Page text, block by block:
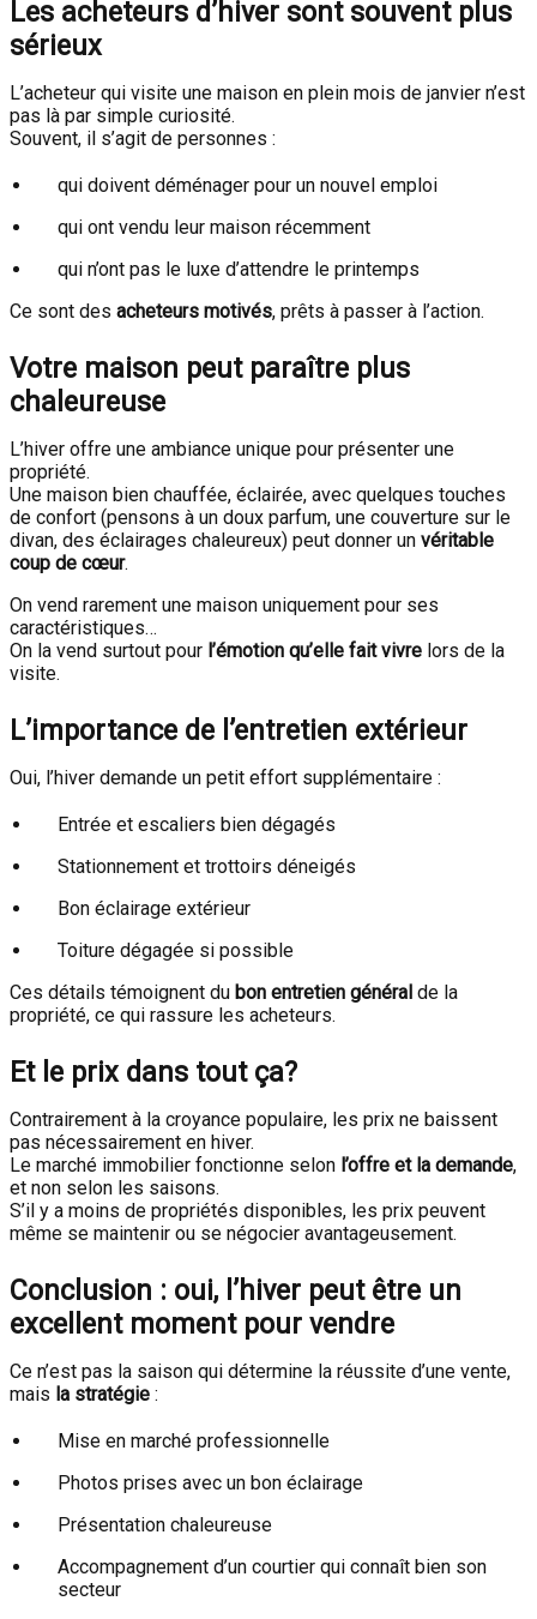
Les acheteurs d’hiver sont souvent plus
sérieux
L’acheteur qui visite une maison en plein mois de janvier n’est
pas là par simple curiosité.
Souvent, il s’agit de personnes :
qui doivent déménager pour un nouvel emploi
qui ont vendu leur maison récemment
qui n’ont pas le luxe d’attendre le printemps
Ce sont des acheteurs motivés, prêts à passer à l’action.
Votre maison peut paraître plus
chaleureuse
L’hiver offre une ambiance unique pour présenter une
propriété.
Une maison bien chauffée, éclairée, avec quelques touches
de confort (pensons à un doux parfum, une couverture sur le
divan, des éclairages chaleureux) peut donner un véritable
coup de cœur.
On vend rarement une maison uniquement pour ses
caractéristiques…
On la vend surtout pour l’émotion qu’elle fait vivre lors de la
visite.
L’importance de l’entretien extérieur
Oui, l’hiver demande un petit effort supplémentaire :
Entrée et escaliers bien dégagés
Stationnement et trottoirs déneigés
Bon éclairage extérieur
Toiture dégagée si possible
Ces détails témoignent du bon entretien général de la
propriété, ce qui rassure les acheteurs.
Et le prix dans tout ça?
Contrairement à la croyance populaire, les prix ne baissent
pas nécessairement en hiver.
Le marché immobilier fonctionne selon l’offre et la demande,
et non selon les saisons.
S’il y a moins de propriétés disponibles, les prix peuvent
même se maintenir ou se négocier avantageusement.
Conclusion : oui, l’hiver peut être un
excellent moment pour vendre
Ce n’est pas la saison qui détermine la réussite d’une vente,
mais la stratégie :
Mise en marché professionnelle
Photos prises avec un bon éclairage
Présentation chaleureuse
Accompagnement d’un courtier qui connaît bien son
secteur